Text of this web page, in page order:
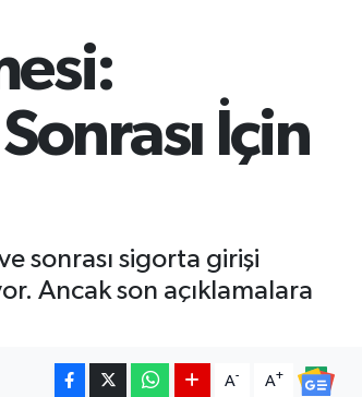
İçin
sonrası sigorta girişi
Ancak son açıklamalara
A- A+